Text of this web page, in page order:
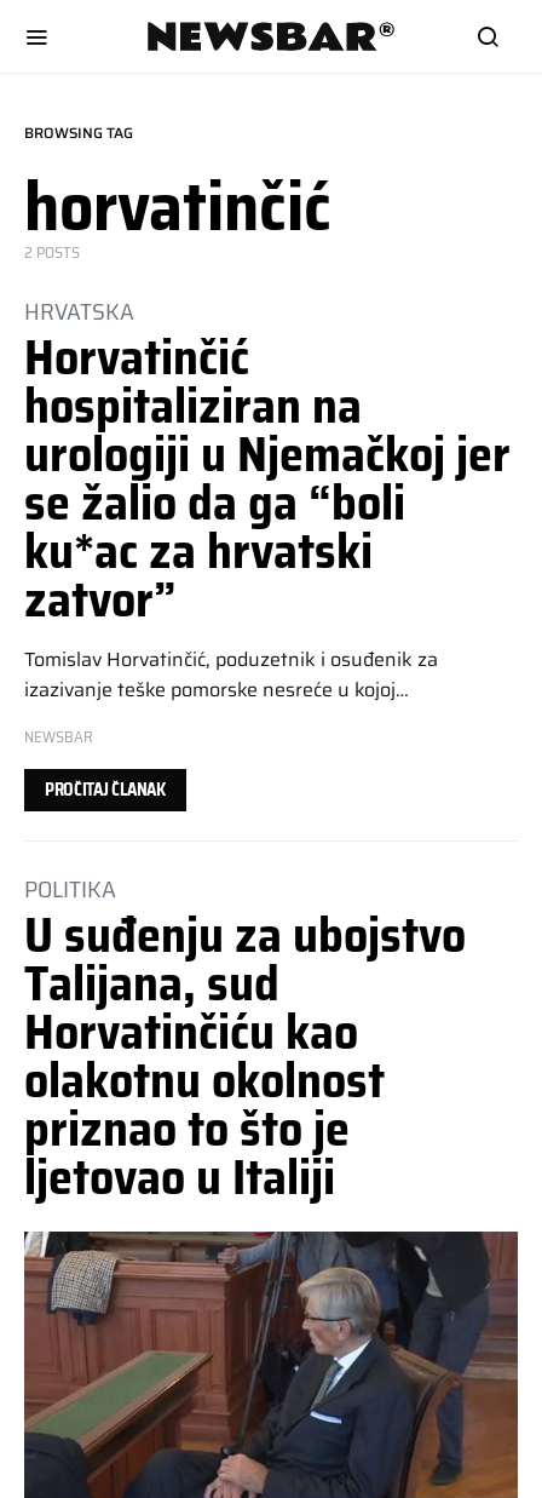
BROWSING TAG
horvatinčić
2 POSTS
HRVATSKA
Horvatinčić
hospitaliziran na
urologiji u Njemačkoj jer
se žalio da ga “boli
ku*ac za hrvatski
zatvor”
Tomislav Horvatinčić, poduzetnik i osuđenik za
izazivanje teške pomorske nesreće u kojoj…
NEWSBAR
PROČITAJ ČLANAK
POLITIKA
U suđenju za ubojstvo
Talijana, sud
Horvatinčiću kao
olakotnu okolnost
priznao to što je
ljetovao u Italiji